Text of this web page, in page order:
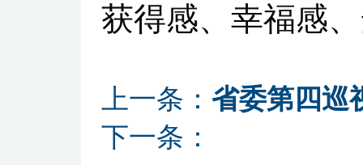
获得感、幸福感
上一条： 省委第四巡
下一条：